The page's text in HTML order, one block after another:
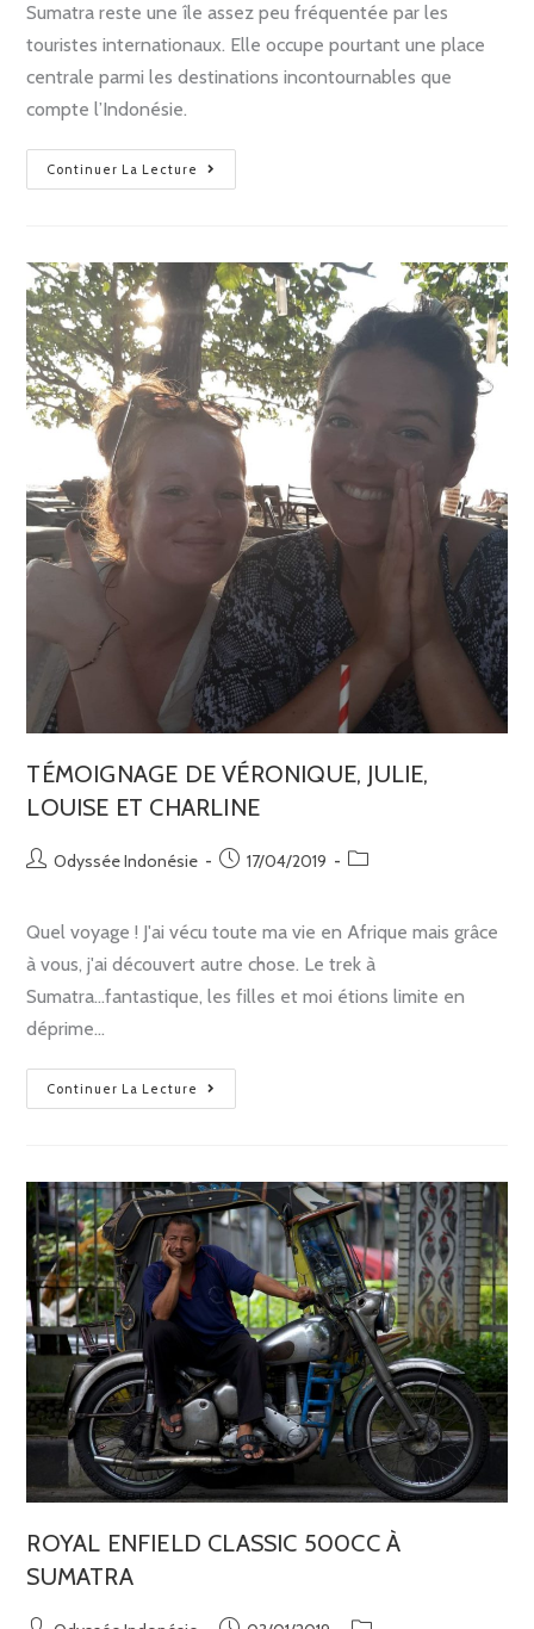
Sumatra reste une île assez peu fréquentée par les
touristes internationaux. Elle occupe pourtant une place
centrale parmi les destinations incontournables que
compte l’Indonésie.
Continuer La Lecture
TÉMOIGNAGE DE VÉRONIQUE, JULIE,
LOUISE ET CHARLINE
Odyssée Indonésie 17/04/2019
Quel voyage ! J'ai vécu toute ma vie en Afrique mais grâce
à vous, j'ai découvert autre chose. Le trek à
Sumatra...fantastique, les filles et moi étions limite en
déprime…
Continuer La Lecture
ROYAL ENFIELD CLASSIC 500CC À
SUMATRA